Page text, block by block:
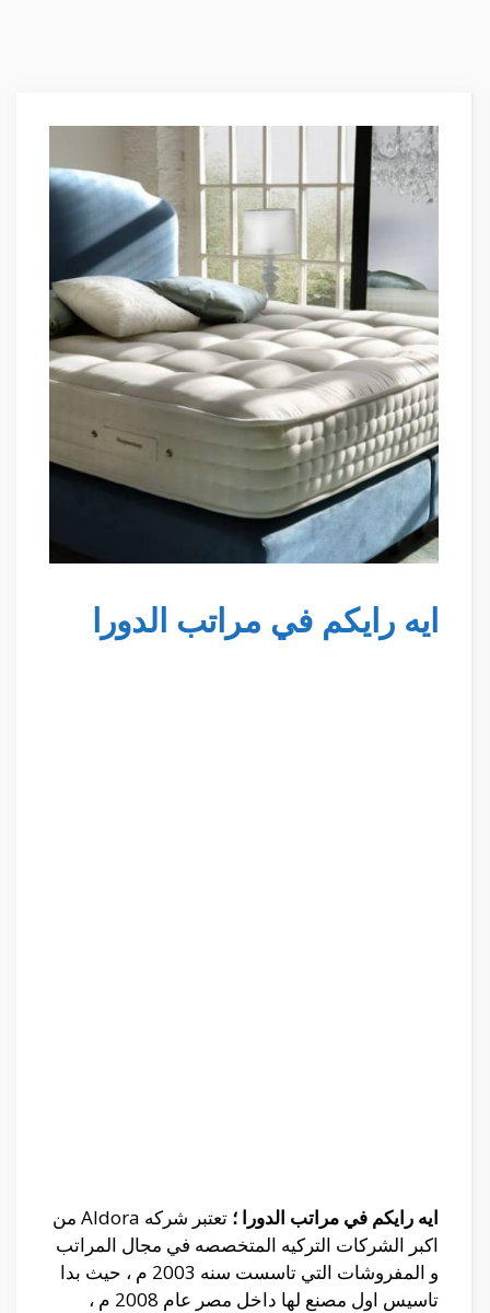
ايه رايكم في مراتب الدورا
ايه رايكم في مراتب الدورا ؛
تعتبر شركه Aldora من
اكبر الشركات التركيه المتخصصه في مجال المراتب
و المفروشات التي تاسست سنه 2003 م ، حيث بدا
تاسيس اول مصنع لها داخل مصر عام 2008 م ،